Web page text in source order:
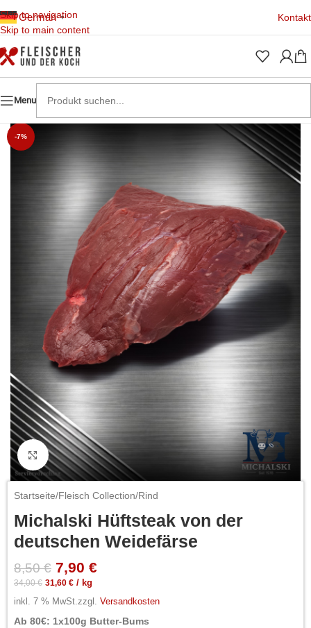
Skip to navigation
Skip to main content
German ▼ Kontakt
Menu
-7%
Click to enlarge
Startseite/Fleisch Collection/Rind
Michalski Hüftsteak von der
deutschen Weidefärse
8,50€ 7,90 €
34,00€ 31,60 € / kg
inkl. 7 % MwSt.zzgl. Versandkosten
Ab 80€: 1x100g Butter-Bums